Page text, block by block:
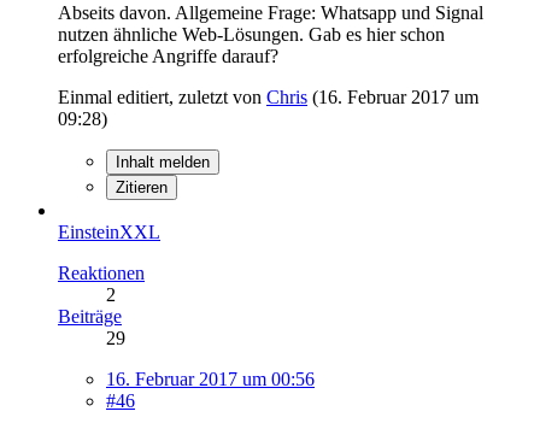
Abseits davon. Allgemeine Frage: Whatsapp und Signal
nutzen ähnliche Web-Lösungen. Gab es hier schon
erfolgreiche Angriffe darauf?
Einmal editiert, zuletzt von Chris (16. Februar 2017 um
09:28)
Inhalt melden
Zitieren
EinsteinXXL
Reaktionen
2
Beiträge
29
16. Februar 2017 um 00:56
#46